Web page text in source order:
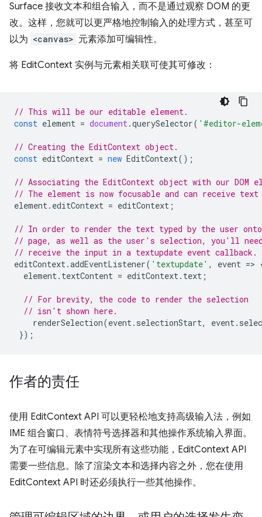
Surface 接收文本和组合输入，而不是通过观察 DOM 的更
改。这样，您就可以更严格地控制输入的处理方式，甚至可
以为 <canvas> 元素添加可编辑性。
将 EditContext 实例与元素相关联可使其可修改：
// This will be our editable element.
const element = document.querySelector( '#editor-
// Creating the EditContext object.
const editContext = new EditContext();
// Associating the EditContext object with our DOM
// The element is now focusable and can receive
element. editContext = editContext ;
// In order to render the text typed by the user
// page, as well as the user's selection, you'll
// receive the input in a textupdate event callback.
editContext.addEventListener( 'textupdate' , event =>
element. textContent = editContext. text ;
// For brevity, the code to render the selection
// isn't shown here.
renderSelection(event. selectionStart, event.
});
作者的责任
使用 EditContext API 可以更轻松地支持高级输入法，例如
IME 组合窗口、表情符号选择器和其他操作系统输入界面。
为了在可编辑元素中实现所有这些功能，EditContext API
需要一些信息。除了渲染文本和选择内容之外，您在使用
EditContext API 时还必须执行一些其他操作。